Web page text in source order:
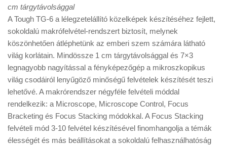
cm tárgytávolsággal
A Tough TG-6 a lélegzetelállító közelképek készítéséhez fejlett,
sokoldalú makrófelvétel-rendszert biztosít, melynek
köszönhetően átléphetünk az emberi szem számára látható
világ korlátain. Mindössze 1 cm tárgytávolsággal és 7×3
legnagyobb nagyítással a fényképezőgép a mikroszkopikus
világ csodáiról lenyűgöző minőségű felvételek készítését teszi
lehetővé. A makrórendszer négyféle felvételi móddal
rendelkezik: a Microscope, Microscope Control, Focus
Bracketing és Focus Stacking módokkal. A Focus Stacking
felvételi mód 3-10 felvétel készítésével finomhangolja a témák
élességét és más beállításokat a sokoldalú felhasználhatóság